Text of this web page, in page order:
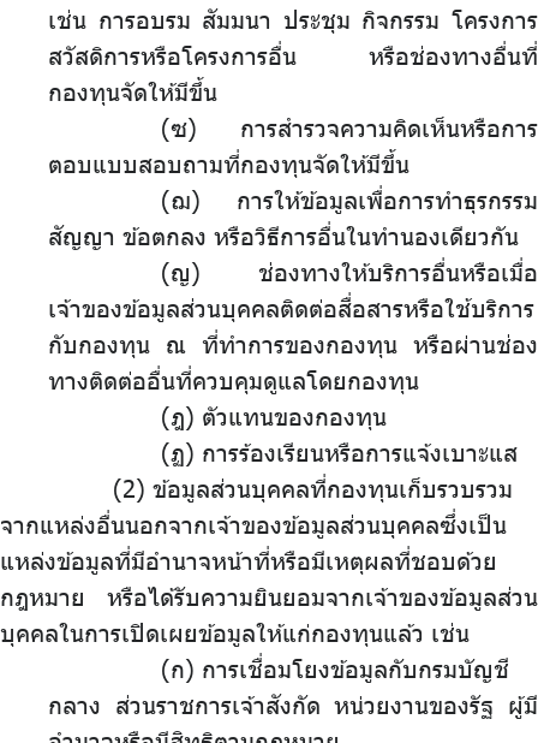
เช่น การอบรม สัมมนา ประชุม กิจกรรม โครงการ
สวัสดิการหรือโครงการอื่น หรือช่องทางอื่นที่
กองทุนจัดให้มีขึ้น
(ซ) การสำรวจความคิดเห็นหรือการ
ตอบแบบสอบถามที่กองทุนจัดให้มีขึ้น
(ฌ) การให้ข้อมูลเพื่อการทำธุรกรรม
สัญญา ข้อตกลง หรือวิธีการอื่นในทำนองเดียวกัน
(ญ) ช่องทางให้บริการอื่นหรือเมื่อ
เจ้าของข้อมูลส่วนบุคคลติดต่อสื่อสารหรือใช้บริการ
กับกองทุน ณ ที่ทำการของกองทุน หรือผ่านช่อง
ทางติดต่ออื่นที่ควบคุมดูแลโดยกองทุน
(ฎ) ตัวแทนของกองทุน
(ฏ) การร้องเรียนหรือการแจ้งเบาะแส
.ข้อมูลส่วนบุคคลที่กองทุนเก็บรวบรวม
จากแหล่งอื่นนอกจากเจ้าของข้อมูลส่วนบุคคลซึ่งเป็น
แหล่งข้อมูลที่มีอำนาจหน้าที่หรือมีเหตุผลที่ชอบด้วย
กฎหมาย หรือได้รับความยินยอมจากเจ้าของข้อมูลส่วน
บุคคลในการเปิดเผยข้อมูลให้แก่กองทุนแล้ว เช่น
(ก) การเชื่อมโยงข้อมูลกับกรมบัญชี
กลาง ส่วนราชการเจ้าสังกัด หน่วยงานของรัฐ ผู้มี